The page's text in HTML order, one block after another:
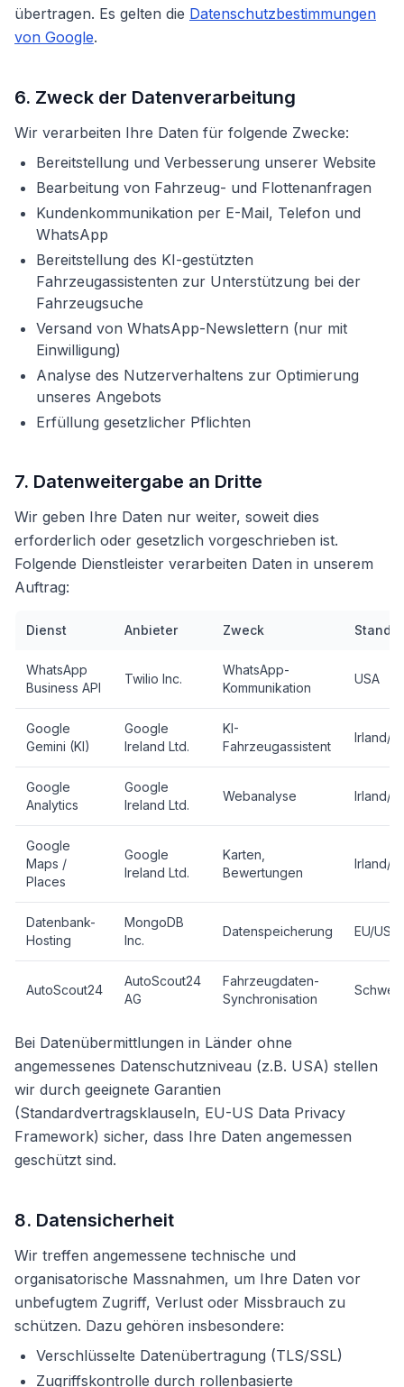
übertragen. Es gelten die Datenschutzbestimmungen
von Google.
6. Zweck der Datenverarbeitung
Wir verarbeiten Ihre Daten für folgende Zwecke:
Bereitstellung und Verbesserung unserer Website
Bearbeitung von Fahrzeug- und Flottenanfragen
Kundenkommunikation per E-Mail, Telefon und
WhatsApp
Bereitstellung des KI-gestützten
Fahrzeugassistenten zur Unterstützung bei der
Fahrzeugsuche
Versand von WhatsApp-Newslettern (nur mit
Einwilligung)
Analyse des Nutzerverhaltens zur Optimierung
unseres Angebots
Erfüllung gesetzlicher Pflichten
7. Datenweitergabe an Dritte
Wir geben Ihre Daten nur weiter, soweit dies
erforderlich oder gesetzlich vorgeschrieben ist.
Folgende Dienstleister verarbeiten Daten in unserem
Auftrag:
Dienst Anbieter Zweck
WhatsApp
Business API
Twilio Inc.
WhatsApp-
Kommunikation
USA
Google
Gemini (KI)
Google
Ireland Ltd.
KI-
Fahrzeugassistent
Irland/
Google
Analytics
Google
Ireland Ltd.
Webanalyse Irland/
Google
Maps /
Places
Google
Ireland Ltd.
Karten,
Bewertungen
Irland/
Datenbank-
Hosting
MongoDB
Inc.
Datenspeicherung EU/USA
AutoScout24
AutoScout24
AG
Fahrzeugdaten-
Synchronisation
Schweiz
Bei Datenübermittlungen in Länder ohne
angemessenes Datenschutzniveau (z.B. USA) stellen
wir durch geeignete Garantien
(Standardvertragsklauseln, EU-US Data Privacy
Framework) sicher, dass Ihre Daten angemessen
geschützt sind.
8. Datensicherheit
Wir treffen angemessene technische und
organisatorische Massnahmen, um Ihre Daten vor
unbefugtem Zugriff, Verlust oder Missbrauch zu
schützen. Dazu gehören insbesondere:
Verschlüsselte Datenübertragung (TLS/SSL)
Zugriffskontrolle durch rollenbasierte